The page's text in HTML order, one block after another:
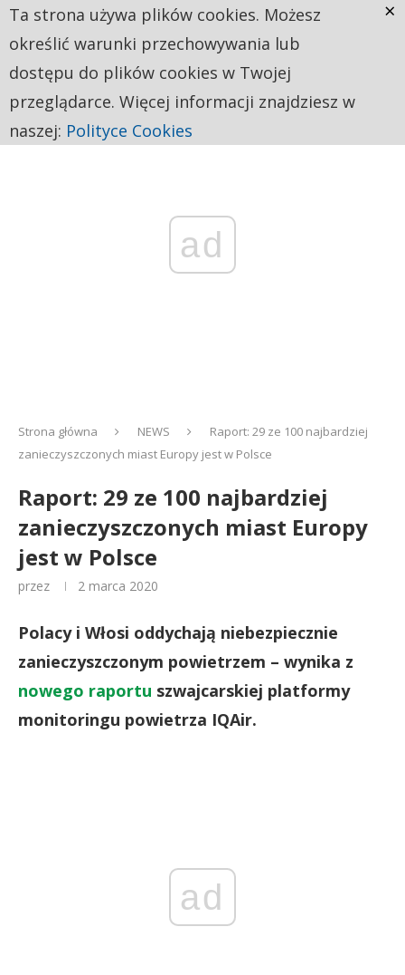
ad
Strona główna NEWS
Raport: 29 ze 100 najbardziej
zanieczyszczonych miast Europy jest w Polsce
Raport: 29 ze 100 najbardziej
zanieczyszczonych miast Europy
jest w Polsce
przez 2 marca 2020
Polacy i Włosi oddychają niebezpiecznie
zanieczyszczonym powietrzem – wynika z
nowego raportu szwajcarskiej platformy
monitoringu powietrza IQAir.
ad
Ta strona używa plików cookies. Możesz
określić warunki przechowywania lub
dostępu do plików cookies w Twojej
przeglądarce. Więcej informacji znajdziesz w
naszej: Polityce Cookies
×